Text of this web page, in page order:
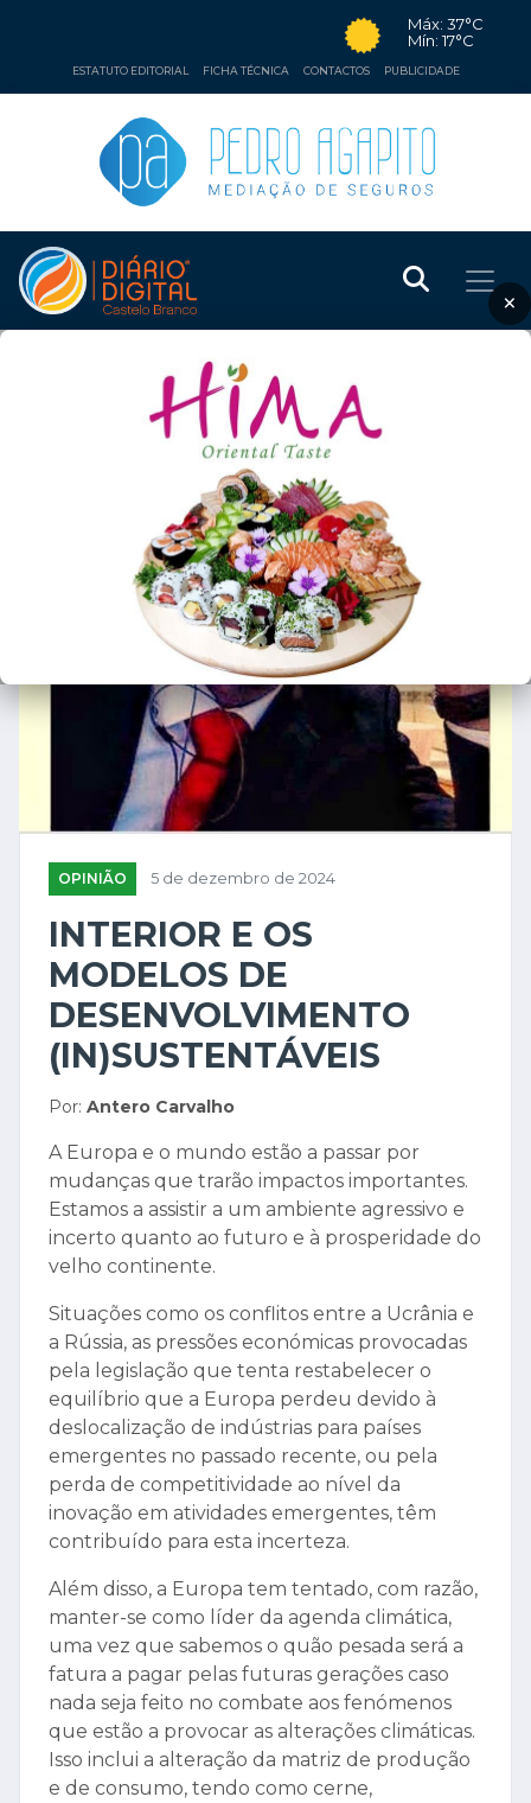
Máx: 37°C
Mín: 17°C
ESTATUTO EDITORIAL FICHA TÉCNICA CONTACTOS PUBLICIDADE
×
OPINIÃO 5 de dezembro de 2024
INTERIOR E OS
MODELOS DE
DESENVOLVIMENTO
(IN)SUSTENTÁVEIS
Por: Antero Carvalho
A Europa e o mundo estão a passar por
mudanças que trarão impactos importantes.
Estamos a assistir a um ambiente agressivo e
incerto quanto ao futuro e à prosperidade do
velho continente.
Situações como os conflitos entre a Ucrânia e
a Rússia, as pressões económicas provocadas
pela legislação que tenta restabelecer o
equilíbrio que a Europa perdeu devido à
deslocalização de indústrias para países
emergentes no passado recente, ou pela
perda de competitividade ao nível da
inovação em atividades emergentes, têm
contribuído para esta incerteza.
Além disso, a Europa tem tentado, com razão,
manter-se como líder da agenda climática,
uma vez que sabemos o quão pesada será a
fatura a pagar pelas futuras gerações caso
nada seja feito no combate aos fenómenos
que estão a provocar as alterações climáticas.
Isso inclui a alteração da matriz de produção
e de consumo, tendo como cerne,